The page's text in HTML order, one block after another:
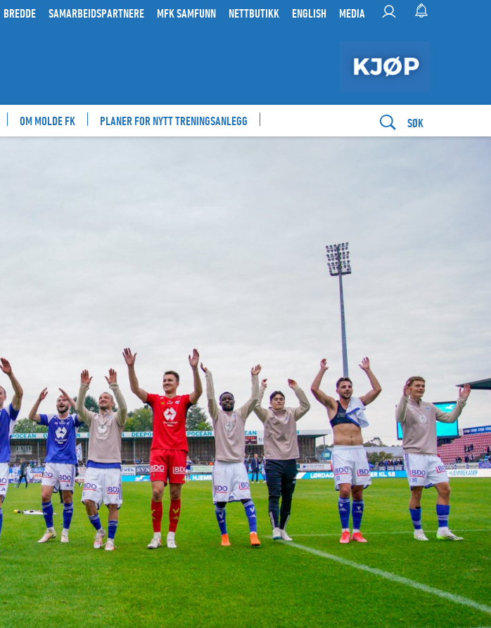
BREDDE SAMARBEIDSPARTNERE MFK SAMFUNN NETTBUTIKK ENGLISH MEDIA
OM MOLDE FK PLANER FOR NYTT TRENINGSANLEGG SØK